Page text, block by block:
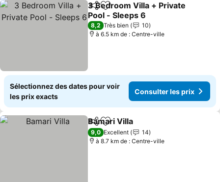
PartagerAjouter à mes favoris
3 Bedroom Villa + Private
Pool - Sleeps 6
Consulter les prix
8,2 Très bien
10
à 6.5 km de : Centre-ville
Sélectionnez des dates pour voir
les prix exacts
Consulter les prix
PartagerAjouter à mes favoris
Bamari Villa
9,0 Excellent
14
à 8.7 km de : Centre-ville